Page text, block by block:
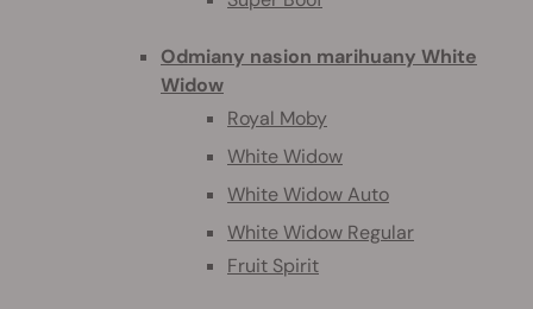
Odmiany nasion marihuany White
Widow
Royal Moby
White Widow
White Widow Auto
White Widow Regular
Fruit Spirit